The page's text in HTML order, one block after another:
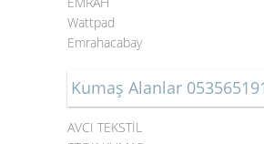
Wattpad
Emrahacabay
Kumaş Alanlar
AVCI TEKSTİL